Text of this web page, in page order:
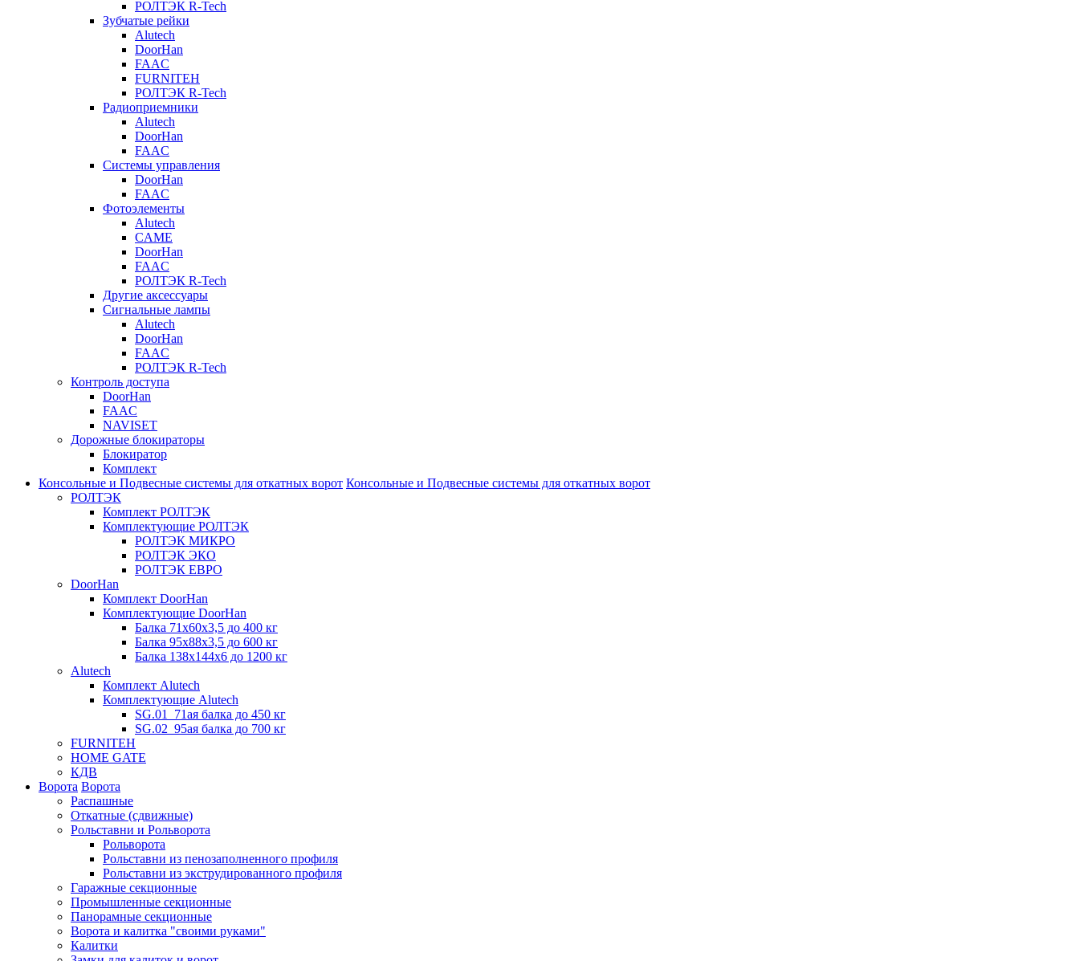
РОЛТЭК R-Tech
Зубчатые рейки
Alutech
DoorHan
FAAC
FURNITEH
РОЛТЭК R-Tech
Радиоприемники
Alutech
DoorHan
FAAC
Системы управления
DoorHan
FAAC
Фотоэлементы
Alutech
CAME
DoorHan
FAAC
РОЛТЭК R-Tech
Другие аксессуары
Сигнальные лампы
Alutech
DoorHan
FAAC
РОЛТЭК R-Tech
Контроль доступа
DoorHan
FAAC
NAVISET
Дорожные блокираторы
Блокиратор
Комплект
Консольные и Подвесные системы для откатных ворот Консольные и Подвесные системы для откатных ворот
РОЛТЭК
Комплект РОЛТЭК
Комплектующие РОЛТЭК
РОЛТЭК МИКРО
РОЛТЭК ЭКО
РОЛТЭК ЕВРО
DoorHan
Комплект DoorHan
Комплектующие DoorHan
Балка 71х60х3,5 до 400 кг
Балка 95х88х3,5 до 600 кг
Балка 138х144х6 до 1200 кг
Alutech
Комплект Alutech
Комплектующие Alutech
SG.01_71ая балка до 450 кг
SG.02_95ая балка до 700 кг
FURNITEH
HOME GATE
КДВ
Ворота Ворота
Распашные
Откатные (сдвижные)
Рольставни и Рольворота
Рольворота
Рольставни из пенозаполненного профиля
Рольставни из экструдированного профиля
Гаражные секционные
Промышленные секционные
Панорамные секционные
Ворота и калитка "своими руками"
Калитки